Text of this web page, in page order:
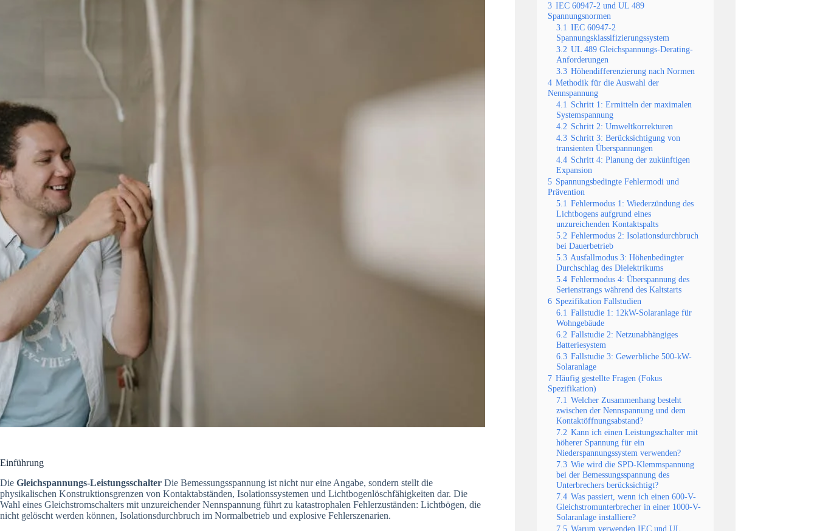
Einführung
Die Gleichspannungs-Leistungsschalter Die Bemessungsspannung ist nicht nur eine Angabe, sondern stellt die
physikalischen Konstruktionsgrenzen von Kontaktabständen, Isolationssystemen und Lichtbogenlöschfähigkeiten dar. Die
Wahl eines Gleichstromschalters mit unzureichender Nennspannung führt zu katastrophalen Fehlerzuständen: Lichtbögen, die
nicht gelöscht werden können, Isolationsdurchbruch im Normalbetrieb und explosive Fehlerszenarien.
3 IEC 60947-2 und UL 489
Spannungsnormen
3.1 IEC 60947-2
Spannungsklassifizierungssystem
3.2 UL 489 Gleichspannungs-Derating-
Anforderungen
3.3 Höhendifferenzierung nach Normen
4 Methodik für die Auswahl der
Nennspannung
4.1 Schritt 1: Ermitteln der maximalen
Systemspannung
4.2 Schritt 2: Umweltkorrekturen
4.3 Schritt 3: Berücksichtigung von
transienten Überspannungen
4.4 Schritt 4: Planung der zukünftigen
Expansion
5 Spannungsbedingte Fehlermodi und
Prävention
5.1 Fehlermodus 1: Wiederzündung des
Lichtbogens aufgrund eines
unzureichenden Kontaktspalts
5.2 Fehlermodus 2: Isolationsdurchbruch
bei Dauerbetrieb
5.3 Ausfallmodus 3: Höhenbedingter
Durchschlag des Dielektrikums
5.4 Fehlermodus 4: Überspannung des
Serienstrangs während des Kaltstarts
6 Spezifikation Fallstudien
6.1 Fallstudie 1: 12kW-Solaranlage für
Wohngebäude
6.2 Fallstudie 2: Netzunabhängiges
Batteriesystem
6.3 Fallstudie 3: Gewerbliche 500-kW-
Solaranlage
7 Häufig gestellte Fragen (Fokus
Spezifikation)
7.1 Welcher Zusammenhang besteht
zwischen der Nennspannung und dem
Kontaktöffnungsabstand?
7.2 Kann ich einen Leistungsschalter mit
höherer Spannung für ein
Niederspannungssystem verwenden?
7.3 Wie wird die SPD-Klemmspannung
bei der Bemessungsspannung des
Unterbrechers berücksichtigt?
7.4 Was passiert, wenn ich einen 600-V-
Gleichstromunterbrecher in einer 1000-V-
Solaranlage installiere?
7.5 Warum verwenden IEC und UL